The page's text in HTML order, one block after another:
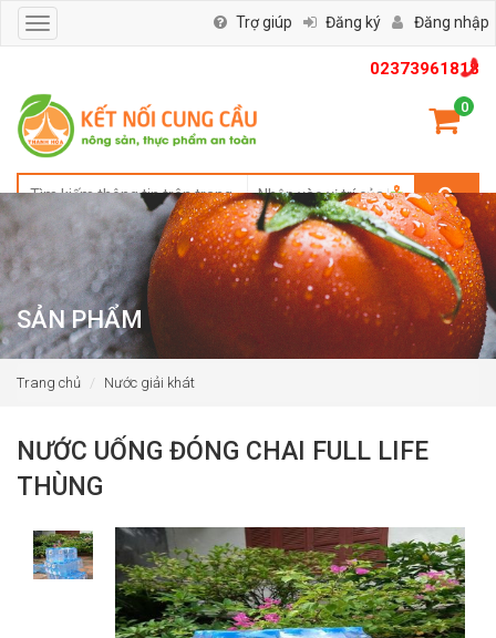
02373961818
0
Toggle
navigation
Trợ giúp Đăng ký Đăng nhập
SẢN PHẨM
Trang chủ Nước giải khát
NƯỚC UỐNG ĐÓNG CHAI FULL LIFE
THÙNG